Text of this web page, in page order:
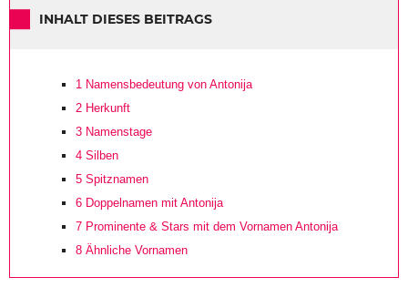
INHALT DIESES BEITRAGS
1 Namensbedeutung von Antonija
2 Herkunft
3 Namenstage
4 Silben
5 Spitznamen
6 Doppelnamen mit Antonija
7 Prominente & Stars mit dem Vornamen Antonija
8 Ähnliche Vornamen